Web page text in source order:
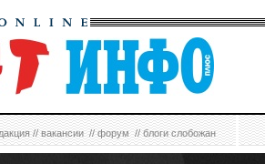
//вакансии//форум//блоги слобожан